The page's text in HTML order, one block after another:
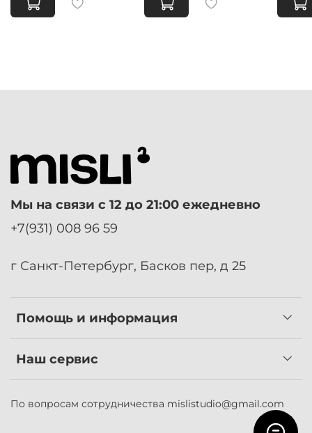
Помощь и информация
Наш сервис
Мы на связи с 12 до 21:00 ежедневно
+7(931) 008 96 59
г Санкт-Петербург, Басков пер, д 25
По вопросам сотрудничества mislistudio@gmail.com